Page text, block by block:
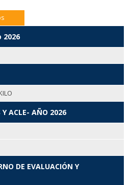
ACLE- AÑO 2026
DE EVALUACIÓN Y